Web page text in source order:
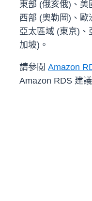
東部 (俄亥俄)、美
西部 (奧勒岡)、歐
亞太區域 (東京)
加坡)。
請參閱 Amazon
Amazon RDS 建議